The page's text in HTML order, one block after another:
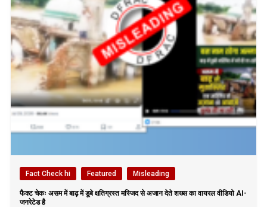
Fact Check hi Featured Misleading
फैक्ट चेकः असम में बाढ़ में डूबे क्षतिग्रस्त मस्जिद से अजान देते शख्स का वायरल वीडियो AI-
जनरेटेड है